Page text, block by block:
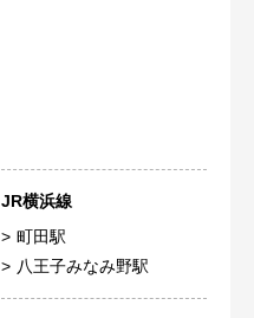
JR横浜線
町田駅
八王子みなみ野駅